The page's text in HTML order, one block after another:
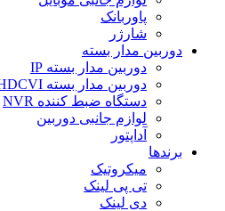
پاوربانک
شارژر
دوربین مدار بسته
دوربین مدار بسته IP
دوربین مدار بسته HDCVI
دستگاه ضبط کننده NVR
لوازم جانبی دوربین
آداپتور
برندها
میکروتیک
تی پی لینک
دی لینک